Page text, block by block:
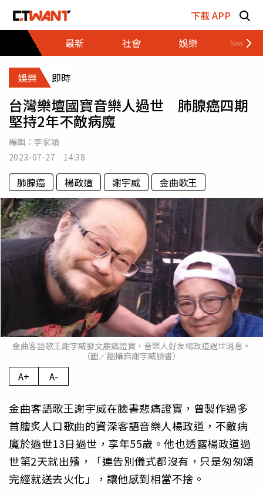
下載 APP
最新
社會 娛樂 財經
娛樂 即時
台灣樂壇國寶音樂人過世 肺腺癌四期
堅持2年不敵病魔
編輯： 李家穎
2023-07-27 14:38
肺腺癌 楊政道 謝宇威 金曲歌王
金曲客語歌王謝宇威發文崩痛證實，音樂人好友楊政道過世消息。
（圖／翻攝自謝宇威臉書）
A+ A-
金曲客語歌王謝宇威在臉書悲痛證實，曾製作過多
首膾炙人口歌曲的資深客語音樂人楊政道，不敵病
魔於過世13日過世，享年55歲。他也透露楊政道過
世第2天就出殯，「連告別儀式都沒有，只是匆匆頌
完經就送去火化」，讓他感到相當不捨。